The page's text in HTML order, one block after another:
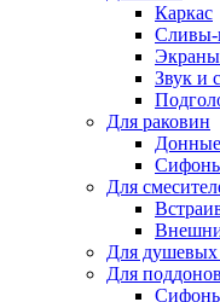
Каркас
Сливы-
Экраны
Звук и
Для раковин
Для
Для
Для поддонов